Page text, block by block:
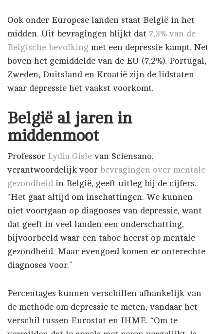
Ook onder Europese landen staat België in het
midden. Uit bevragingen blijkt dat 7,3% van de
Belgische bevolking met een depressie kampt. Net
boven het gemiddelde van de EU (7,2%). Portugal,
Zweden, Duitsland en Kroatië zijn de lidstaten
waar depressie het vaakst voorkomt.
België al jaren in
middenmoot
Professor Lydia Gisle van Sciensano,
verantwoordelijk voor bevragingen over mentale
gezondheid in België, geeft uitleg bij de cijfers.
“Het gaat altijd om inschattingen. We kunnen
niet voortgaan op diagnoses van depressie, want
dat geeft in veel landen een onderschatting,
bijvoorbeeld waar een taboe heerst op mentale
gezondheid. Maar evengoed komen er onterechte
diagnoses voor.”
Percentages kunnen verschillen afhankelijk van
de methode om depressie te meten, vandaar het
verschil tussen Eurostat en IHME. “Om te